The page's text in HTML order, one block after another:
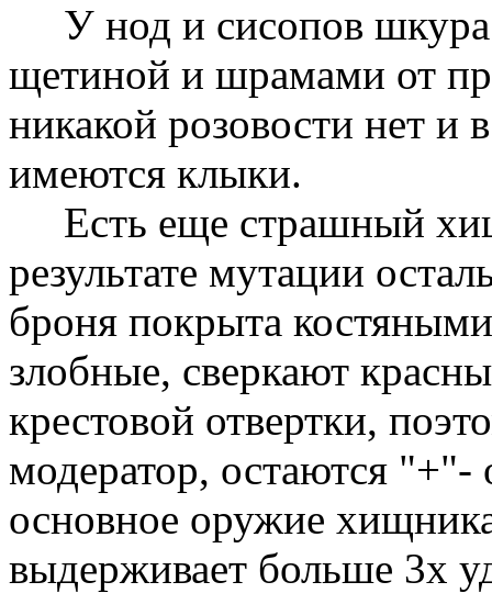
У нод и сисопов шкура
щетиной и шрамами от
никакой розовости нет и
имеются клыки.
Есть еще страшный
результате мутации
броня покрыта
злобные, сверкают
крестовой отвертки,
модератор, остаются
основное оружие
выдерживает больше 3х